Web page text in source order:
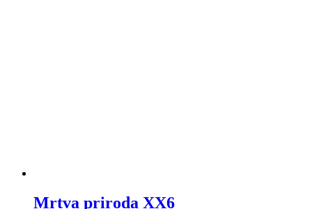
Mrtva priroda XX6